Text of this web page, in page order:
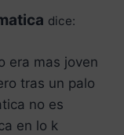
dice:
era mas joven
tras un palo
no es
en lo k